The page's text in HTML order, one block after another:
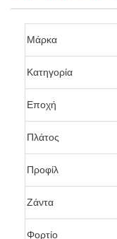
Μάρκα
Κατηγορία
Εποχή
Πλάτος
Προφίλ
Ζάντα
Φορτίο